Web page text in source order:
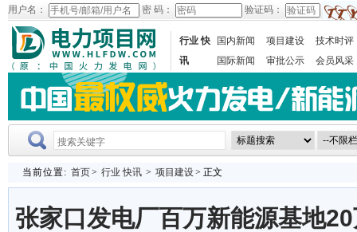
用户名： 密 码： 验证码：
行业 快
讯
国内新闻 项目建设
技术时评
国际新闻
审批公示 会员风采
当前位置: 首页> 行业 快讯 > 项目建设> 正文
张家口发电厂百万新能源基地